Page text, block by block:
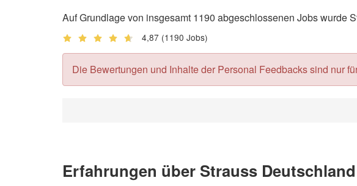
Auf Grundlage von insgesamt 1190 abgeschlossenen Jobs wurde
4,87 (1190 Jobs)
Die Bewertungen und Inhalte der Personal Feedbacks sind nur
Erfahrungen über Strauss